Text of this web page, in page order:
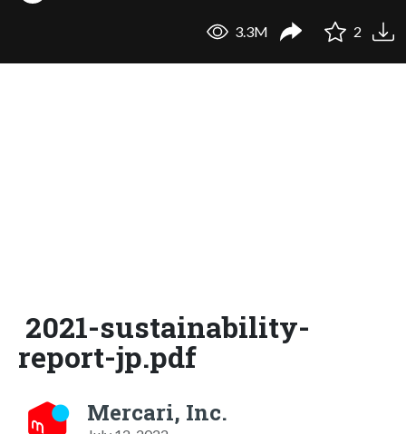
3.3M 2
2021-sustainability-
report-jp.pdf
Mercari, Inc.